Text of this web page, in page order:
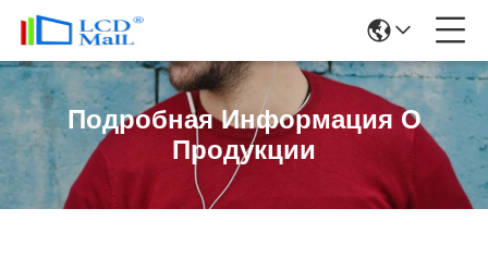
Подробная Информация О
Продукции